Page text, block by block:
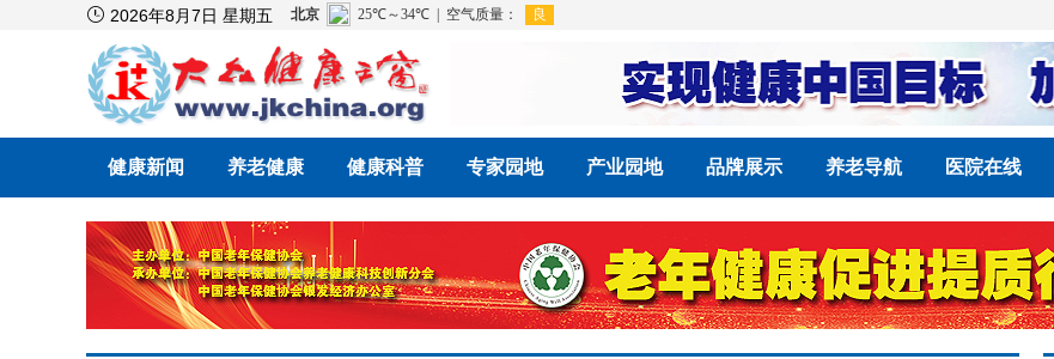
 2026年8月7日 星期五
健康新闻 养老健康 健康科普 专家园地 产业园地 品牌展示 养老导航 医院在线